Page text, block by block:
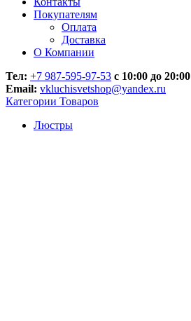
Покупателям
Оплата
Доставка
О Компании
Тел: +7 987-595-97-53 с 10:00 до 20:00
Email: vkluchisvetshop@yandex.ru
Категории Товаров
Люстры